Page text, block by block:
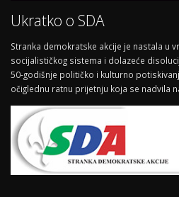
Ukratko o SDA
Stranka demokratske akcije je nastala u
socijalističkog sistema i dolazeće
50-godišnje političko i kulturno
očiglednu ratnu prijetnju koja se nadvila